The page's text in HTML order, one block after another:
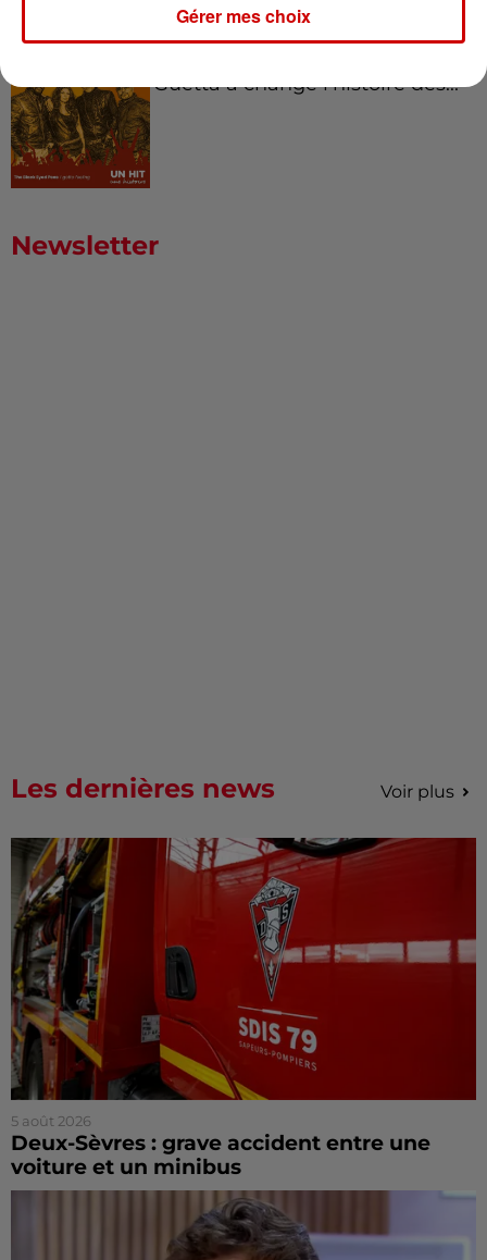
Guetta a changé l’histoire des...
Newsletter
Les dernières news Voir plus
5 août 2026
Deux-Sèvres : grave accident entre une
voiture et un minibus
Gérer mes choix